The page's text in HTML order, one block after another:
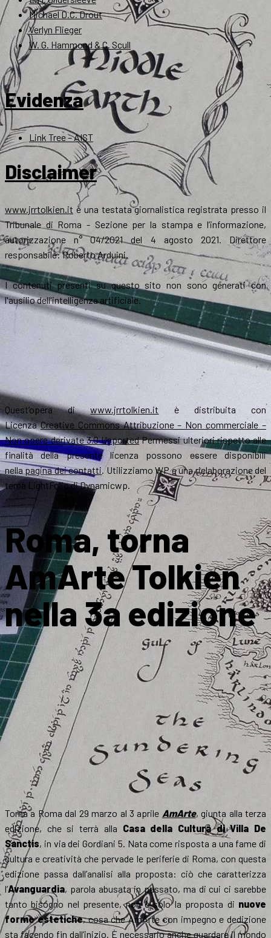
Michael D.C. Drout
Verlyn Flieger
W. G. Hammond & C. Scull
Evidenza
Link Tree – AIST
Disclaimer
www.jrrtolkien.it è una testata giornalistica registrata presso il
Tribunale di Roma - Sezione per la stampa e l’informazione,
autorizzazione n° 04/2021 del 4 agosto 2021. Direttore
responsabile: Roberto Arduini.
I contenuti presenti su questo sito non sono generati con
l'ausilio dell'intelligenza artificiale.
Quest’opera diwww.jrrtolkien.it è distribuita con
LicenzaCreative Commons Attribuzione – Non commerciale –
Non opere derivate 3.0 UnportedPermessi ulteriori rispetto alle
finalità della presente licenza possono essere disponibili
nellapagina dei contatti. Utilizziamo WP e una rielaborazione del
tema LightFolio di Dynamicwp.
Roma, torna
AmArte Tolkien
nella 3a edizione
Torna a Roma dal 29 marzo al 3 aprile AmArte, giunta alla terza
edizione, che si terrà alla Casa della Cultura di Villa De
Sanctis, in via dei Gordiani 5. Nata come risposta a una fame di
cultura e creatività che pervade le periferie di Roma, con questa
edizione passa dall’analisi alla proposta: ciò che caratterizza
l’Avanguardia, parola abusata in passato, ma di cui ci sarebbe
tanto bisogno nel presente, non è solo la proposta di nuove
forme estetiche, cosa che AmArte con impegno e dedizione
sta facendo fin dall’inizio. È necessario anche guardare il mondo